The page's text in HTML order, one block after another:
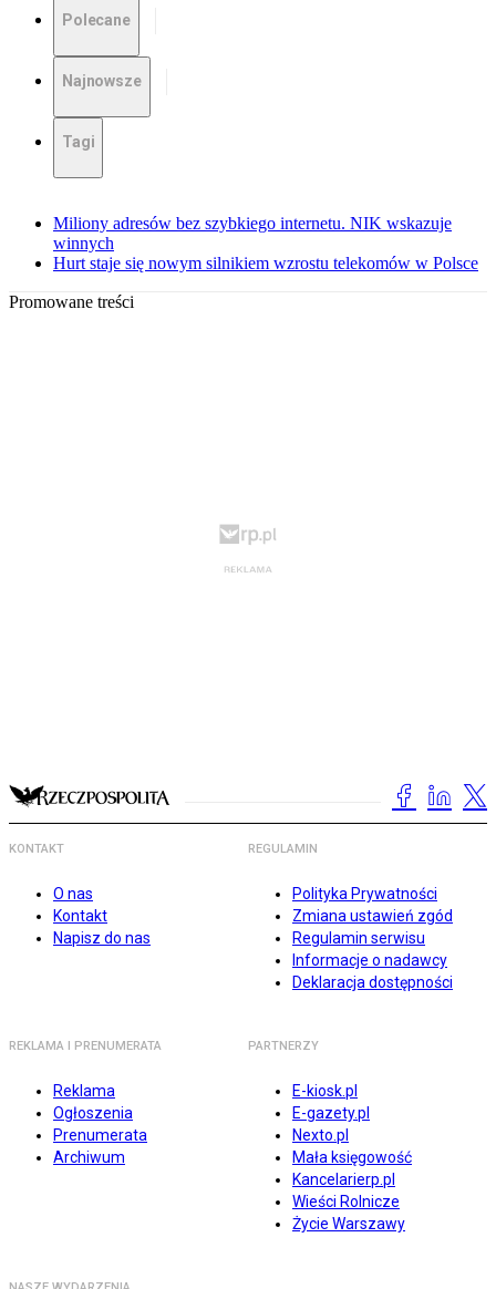
Polecane
Najnowsze
Tagi
Miliony adresów bez szybkiego internetu. NIK wskazuje
winnych
Hurt staje się nowym silnikiem wzrostu telekomów w Polsce
Promowane treści
KONTAKT
O nas
Kontakt
Napisz do nas
REGULAMIN
Polityka Prywatności
Zmiana ustawień zgód
Regulamin serwisu
Informacje o nadawcy
Deklaracja dostępności
REKLAMA I PRENUMERATA
Reklama
Ogłoszenia
Prenumerata
Archiwum
PARTNERZY
E-kiosk.pl
E-gazety.pl
Nexto.pl
Mała księgowość
Kancelarierp.pl
Wieści Rolnicze
Życie Warszawy